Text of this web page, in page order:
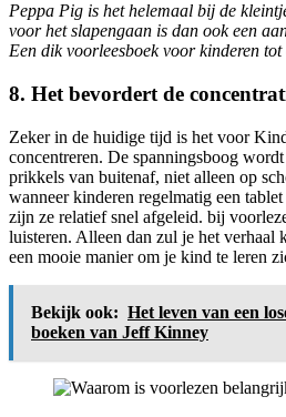
Peppa Pig is het helemaal bij de
voor het slapengaan is dan ook een
Een dik voorleesboek voor kinderen
8. Het bevordert de
Zeker in de huidige tijd is het voor
concentreren. De spanningsboog
prikkels van buitenaf, niet alleen op
wanneer kinderen regelmatig een
zijn ze relatief snel afgeleid. bij
luisteren. Alleen dan zul je het verhaal
een mooie manier om je kind te leren
Bekijk ook: Het leven van een
boeken van Jeff Kinney